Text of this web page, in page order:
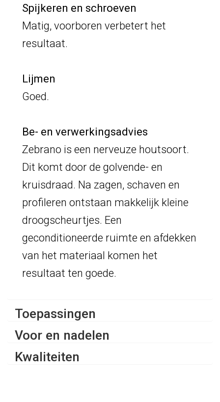
Spijkeren en schroeven
Matig, voorboren verbetert het
resultaat.
Lijmen
Goed.
Be- en verwerkingsadvies
Zebrano is een nerveuze houtsoort.
Dit komt door de golvende- en
kruisdraad. Na zagen, schaven en
profileren ontstaan makkelijk kleine
droogscheurtjes. Een
geconditioneerde ruimte en afdekken
van het materiaal komen het
resultaat ten goede.
Toepassingen
Voor en nadelen
Kwaliteiten